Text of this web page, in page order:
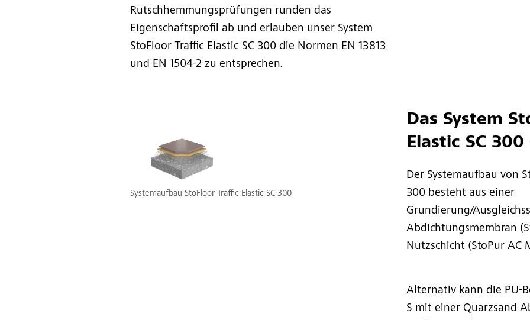
Rutschhemmungsprüfungen runden das
Eigenschaftsprofil ab und erlauben unser System
StoFloor Traffic Elastic SC 300 die Normen EN 13813
und EN 1504-2 zu entsprechen.
Das System
Elastic SC
Der Systemaufbau von
300 besteht aus einer
Grundierung/
Abdichtungsmembran
Nutzschicht (StoPur AC
Alternativ kann die PU-
S mit einer Quarzsand
Systemaufbau StoFloor Traffic Elastic SC 300